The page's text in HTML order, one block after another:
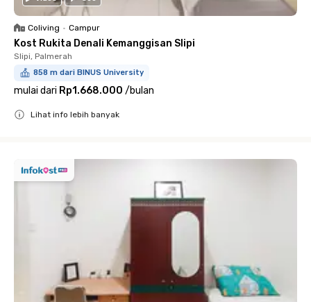
Coliving • Campur
Kost Rukita Denali Kemanggisan Slipi
Slipi, Palmerah
858 m dari BINUS University
mulai dari Rp1.668.000 /bulan
Lihat info lebih banyak